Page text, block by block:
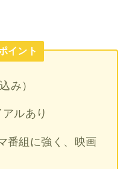
イント
み）
ルあり
番組に強く、映画